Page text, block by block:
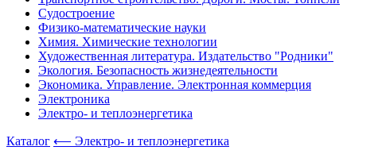
Судостроение
Физико-математические науки
Химия. Химические технологии
Художественная литература. Издательство "Родники"
Экология. Безопасность жизнедеятельности
Экономика. Управление. Электронная коммерция
Электроника
Электро- и теплоэнергетика
Каталог ⟵ Электро- и теплоэнергетика